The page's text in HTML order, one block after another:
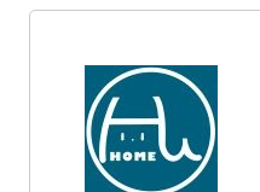
活動&消息
同人誌活動
最新消息